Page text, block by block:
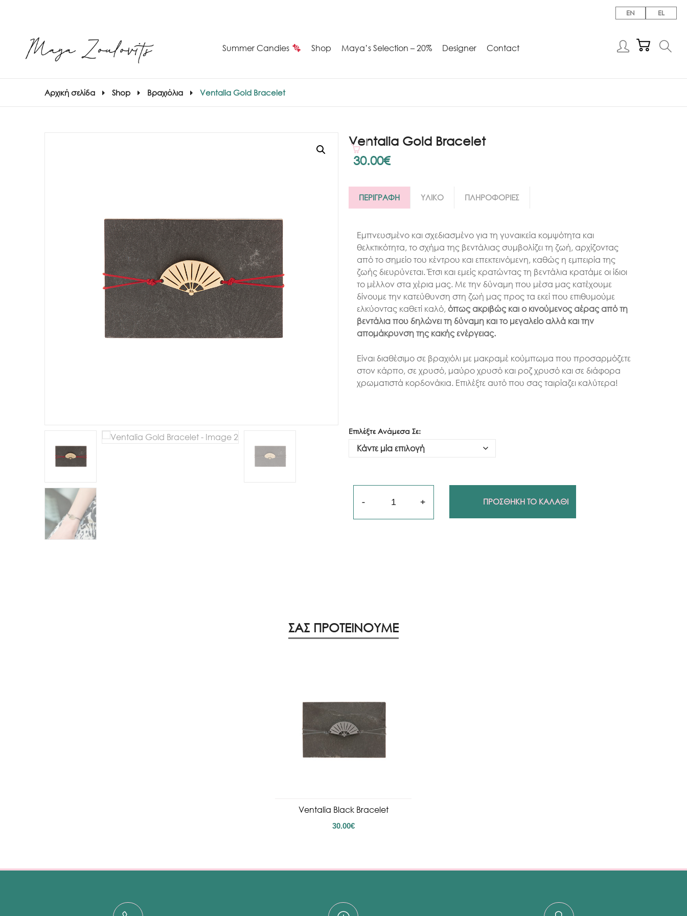
EN EL
Summer Candies Shop Maya’s Selection – 20% Designer Contact
Αρχική σελίδα Shop Βραχιόλια Ventalia Gold Bracelet
Ventalia Gold Bracelet
30.00€
ΠΕΡΙΓΡΑΦΗ ΥΛΙΚΟ ΠΛΗΡΟΦΟΡΙΕΣ
Εμπνευσμένο και σχεδιασμένο για τη γυναικεία κομψότητα και
θελκτικότητα, το σχήμα της βεντάλιας συμβολίζει τη ζωή, αρχίζοντας
από το σημείο του κέντρου και επεκτεινόμενη, καθώς η εμπειρία της
ζωής διευρύνεται. Έτσι και εμείς κρατώντας τη βεντάλια κρατάμε οι ίδιοι
το μέλλον στα χέρια μας. Με την δύναμη που μέσα μας κατέχουμε
δίνουμε την κατεύθυνση στη ζωή μας προς τα εκεί που επιθυμούμε
ελκύοντας καθετί καλό, όπως ακριβώς και ο κινούμενος αέρας από τη
βεντάλια που δηλώνει τη δύναμη και το μεγαλείο αλλά και την
απομάκρυνση της κακής ενέργειας.
Είναι διαθέσιμο σε βραχιόλι με μακραμέ κούμπωμα που προσαρμόζετε
στον κάρπο, σε χρυσό, μαύρο χρυσό και ροζ χρυσό και σε διάφορα
χρωματιστά κορδονάκια. Επιλέξτε αυτό που σας ταιρίαζει καλύτερα!
Επιλέξτε Ανάμεσα Σε:
ΠΡΟΣΘΗΚΗ ΤΟ ΚΑΛΑΘΙ
ΣΑΣ ΠΡΟΤΕΙΝΟΥΜΕ
Ventalia Black Bracelet
30.00€